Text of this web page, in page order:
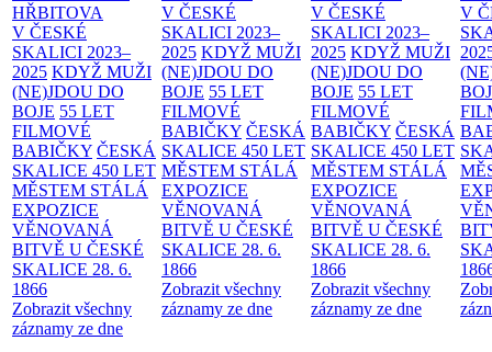
HŘBITOVA
V ČESKÉ
SKALICI 2023–
2025 KDYŽ MUŽI
(NE)JDOU DO
BOJE 55 LET
FILMOVÉ
BABIČKY ČESKÁ
SKALICE 450 LET
MĚSTEM STÁLÁ
EXPOZICE
VĚNOVANÁ
BITVĚ U ČESKÉ
SKALICE 28. 6.
1866
Zobrazit všechny
záznamy ze dne
V ČESKÉ
SKALICI 2023–
2025 KDYŽ MUŽI
(NE)JDOU DO
BOJE 55 LET
FILMOVÉ
BABIČKY ČESKÁ
SKALICE 450 LET
MĚSTEM STÁLÁ
EXPOZICE
VĚNOVANÁ
BITVĚ U ČESKÉ
SKALICE 28. 6.
1866
Zobrazit všechny
záznamy ze dne
V ČESKÉ
SKALICI 2023–
2025 KDYŽ MUŽI
(NE)JDOU DO
BOJE 55 LET
FILMOVÉ
BABIČKY ČESKÁ
SKALICE 450 LET
MĚSTEM STÁLÁ
EXPOZICE
VĚNOVANÁ
BITVĚ U ČESKÉ
SKALICE 28. 6.
1866
Zobrazit všechny
záznamy ze dne
V